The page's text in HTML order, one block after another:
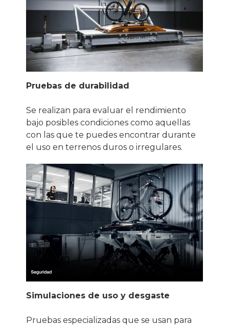
Pruebas de durabilidad
Se realizan para evaluar el rendimiento
bajo posibles condiciones como aquellas
con las que te puedes encontrar durante
el uso en terrenos duros o irregulares.
Simulaciones de uso y desgaste
Pruebas especializadas que se usan para